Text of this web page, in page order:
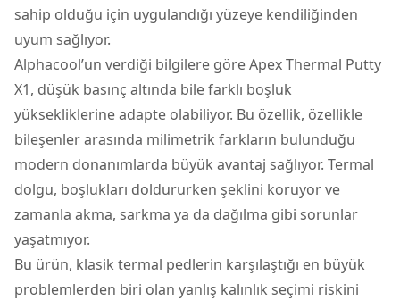
sahip olduğu için uygulandığı yüzeye kendiliğinden
uyum sağlıyor.
Alphacool’un verdiği bilgilere göre Apex Thermal Putty
X1, düşük basınç altında bile farklı boşluk
yüksekliklerine adapte olabiliyor. Bu özellik, özellikle
bileşenler arasında milimetrik farkların bulunduğu
modern donanımlarda büyük avantaj sağlıyor. Termal
dolgu, boşlukları doldururken şeklini koruyor ve
zamanla akma, sarkma ya da dağılma gibi sorunlar
yaşatmıyor.
Bu ürün, klasik termal pedlerin karşılaştığı en büyük
problemlerden biri olan yanlış kalınlık seçimi riskini